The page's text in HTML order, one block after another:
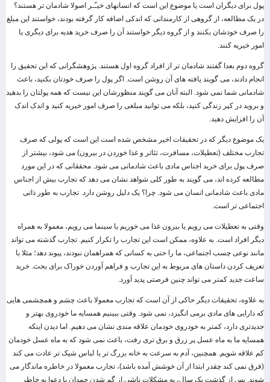
پول برای دیگران است یا موضوع این است که انسانهای خیـّـر اصولا شادمان تر هستند؟
در یک مطالعه، از گروهی از کارمندانی که اندکی اضافه کار گرفته بودند، خواستند این مبلغ
را صرف خودشان بکنند و از گروه دیگر خواستند آن را صرف خرید هدیه برای دیگری یا
امور خیریه کنند.
گروه دوم بعدا گفتند شادمان تر از افراد گروه اول هستند. پژوهشگرانی که این تحقیق را
انجام دادند، می گویند یافته های آن روشن است. اگر پول را صرف خودتان بکنید، باعث
شادمانی شما نمی شود. البته آنان می گویند منظورشان این نیست که همه پولتان را بدهید
و بروید در کپر زندگی کنید، بلکه می توانید مبلغی را صرف امور خیریه کنید و اندک اندک
آن را افزایش دهید.
یک موضوع دیگر که در تحقیقات اخیر مشخص شده است این است که پولی که صرف
تجارب مختلف (تعطیلات، مسافرت، تئاتر و غذا خوردن در بیرون) می شود، بیشتر از
صرف پول برای خرید اجناس مادی باعث شادمانی می شود. محققانی که در این مورد
مطالعه کرده اند، می گویند به طور کلی شواهد نشان می دهد که تجارب بیش از اجناس
مادی باعث شادمانی انسان می شود. چرا؟ یک دلیل روشن دارد. تجارب به طور ذاتی
اجتماعی تر است.
وقتی به تعطیلات می رویم یا بیرون غذا می خوریم یا سینما می رویم، معمولا به همراه
دیگر افراد است. به علاوه، ممکن است این تجارب را تکرار کنیم. تجارب گذشته می تواند
مانند نوعی چسب اجتماعی، ما را حتی به کسانی که همراهمان نبودند، پیوند دهد؛ مثلا با
تعریف کردن داستان های مربوط به این تجارب و فراهم آوردن خوراک برای بحث. خرید
ساعت جدید کمتر می تواند چنین فرصتی پدید آورد.
به علاوه، تحقیقات دیگر حاکی از آن است که تجارب معمولا باعث چشم و همچشمی هایی
که دارایی های مادی برمی انگیزد، نمی شود. وقتی ببینیم همسایه ما خودروی بهتر و
جدیدتری دارد، کمتر به خودروی خودمان علاقه مندی نشان می دهیم. اما دیدن اینکه
همسایه ما به ماه عسل پر زرق و برق تری رفت، باعث نمی شود که به ماه عسل خودمان
کم علاقه شویم. همچنین، آدم به سرعت به خانه بزرگ تر یا لباس شیک تر عادت می کند
(فرق نمی کند چقدر ابتدا از آن خوشش آمده باشد)، تجارب معمولا در خاطره ماندگار می
شوند. پس از گذشت یک سال، به مشکلات ناشی از گم شدن چمدان یا دعوا به خاطر